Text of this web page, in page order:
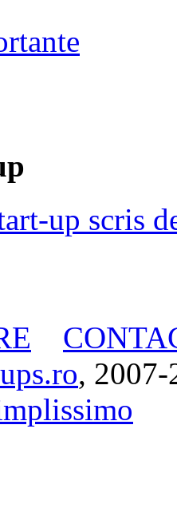
up scris
, 2007-